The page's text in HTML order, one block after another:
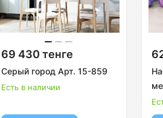
69 430 тенге
Серый город Арт. 15-859
Есть в наличии